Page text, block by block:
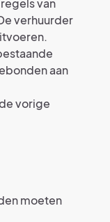
van
verhuurder
aan
vorige
moeten